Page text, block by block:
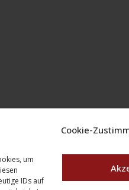
Cookie-
um
IDs auf